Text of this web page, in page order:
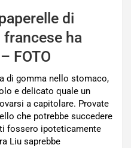
di
ha
FOTO
di gomma nello stomaco,
e delicato quale un
a capitolare. Provate
che potrebbe succedere
fossero ipoteticamente
Liu saprebbe